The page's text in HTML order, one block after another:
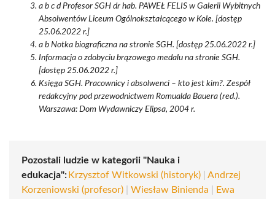
a b c d Profesor SGH dr hab. PAWEŁ FELIS w Galerii Wybitnych
Absolwentów Liceum Ogólnokształcącego w Kole. [dostęp
25.06.2022 r.]
a b Notka biograficzna na stronie SGH. [dostęp 25.06.2022 r.]
Informacja o zdobyciu brązowego medalu na stronie SGH.
[dostęp 25.06.2022 r.]
Księga SGH. Pracownicy i absolwenci – kto jest kim?. Zespół
redakcyjny pod przewodnictwem Romualda Bauera (red.).
Warszawa: Dom Wydawniczy Elipsa, 2004 r.
Pozostali ludzie w kategorii "Nauka i
edukacja": Krzysztof Witkowski (historyk)
Andrzej
Korzeniowski (profesor)
Wiesław Binienda
Ewa